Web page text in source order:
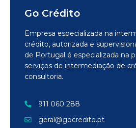
Go Crédito
Empresa especializada na
crédito, autorizada e
de Portugal é especializada na
serviços de intermediação de
consultoria.
911 060 288
geral@gocredito.pt